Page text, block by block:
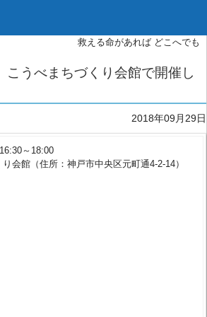
救える命があれば どこへでも
こうべまちづくり会館で開催し
2018年09月29日
～18:00
会館（住所：神戸市中央区元町通4-2-14）